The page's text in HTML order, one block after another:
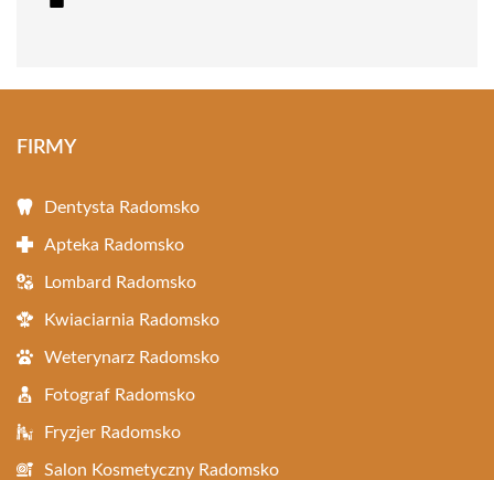
FIRMY
Dentysta Radomsko
Apteka Radomsko
Lombard Radomsko
Kwiaciarnia Radomsko
Weterynarz Radomsko
Fotograf Radomsko
Fryzjer Radomsko
Salon Kosmetyczny Radomsko